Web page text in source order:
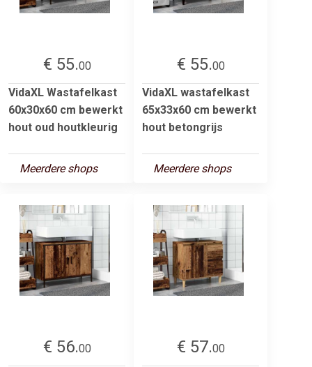
€ 55.00
VidaXL Wastafelkast
60x30x60 cm bewerkt
hout oud houtkleurig
Meerdere shops
€ 55.00
VidaXL wastafelkast
65x33x60 cm bewerkt
hout betongrijs
Meerdere shops
€ 56.00
€ 57.00